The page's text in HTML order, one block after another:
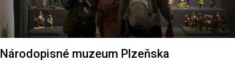
Národopisné muzeum Plzeňska